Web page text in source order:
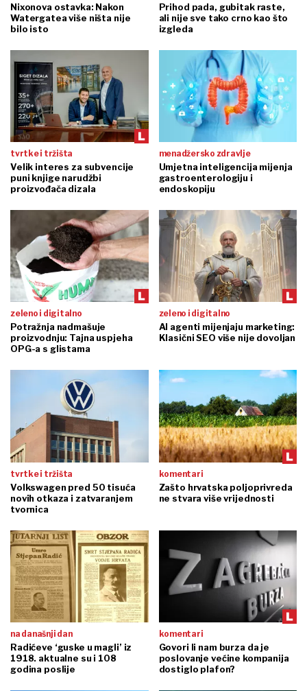
Nixonova ostavka: Nakon
Watergatea više ništa nije
bilo isto
Prihod pada, gubitak raste,
ali nije sve tako crno kao što
izgleda
tvrtke i tržišta
Velik interes za subvencije
puni knjige narudžbi
proizvođača dizala
menadžersko zdravlje
Umjetna inteligencija mijenja
gastroenterologiju i
endoskopiju
zeleno i digitalno
Potražnja nadmašuje
proizvodnju: Tajna uspjeha
OPG-a s glistama
zeleno i digitalno
AI agenti mijenjaju marketing:
Klasični SEO više nije dovoljan
tvrtke i tržišta
Volkswagen pred 50 tisuća
novih otkaza i zatvaranjem
tvornica
komentari
Zašto hrvatska poljoprivreda
ne stvara više vrijednosti
na današnji dan
Radićeve ‘guske u magli’ iz
1918. aktualne su i 108
godina poslije
komentari
Govori li nam burza da je
poslovanje većine kompanija
dostiglo plafon?